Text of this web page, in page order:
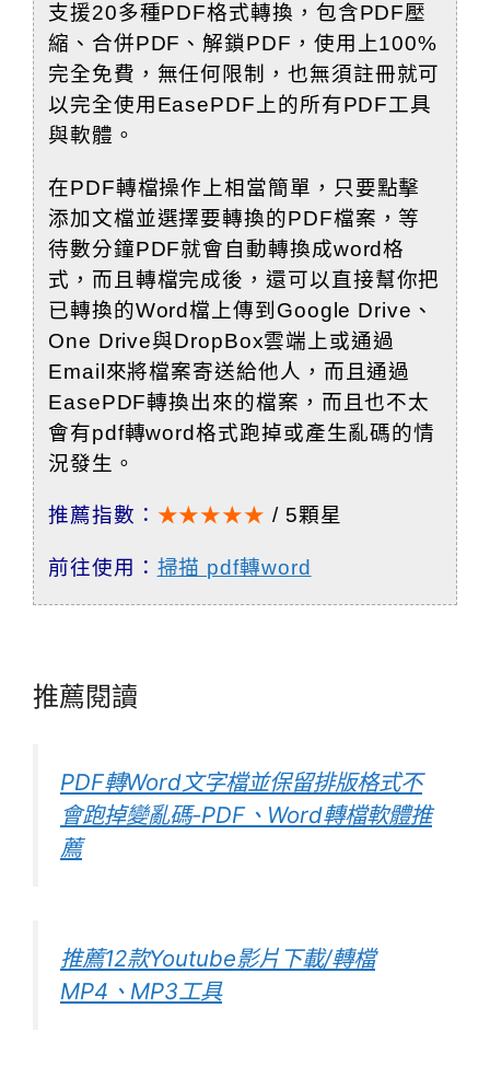
支援20多種PDF格式轉換 ，包含PDF壓
縮、合併PDF、解鎖PDF，使用上100%
完全免費，無任何限制，也無須註冊就可
以完全使用EasePDF上的所有PDF工具
與軟體。
在PDF轉檔操作上相當簡單，只要點擊
添加文檔並選擇要轉換的PDF檔案，等
待數分鐘PDF就會自動轉換成word格
式，而且轉檔完成後，還可以直接幫你把
已轉換的Word檔上傳到Google Drive、
One Drive與DropBox雲端上或通過
Email來將檔案寄送給他人，而且通過
EasePDF轉換出來的檔案，而且也不太
會有pdf轉word格式跑掉或產生亂碼的情
況發生。
推薦指數： ★★★★★ / 5顆星
前往使用： 掃描 pdf轉word
推薦閱讀
PDF轉Word文字檔並保留排版格式不
會跑掉變亂碼-PDF、Word轉檔軟體推
薦
推薦12款Youtube影片下載/轉檔
MP4、MP3工具